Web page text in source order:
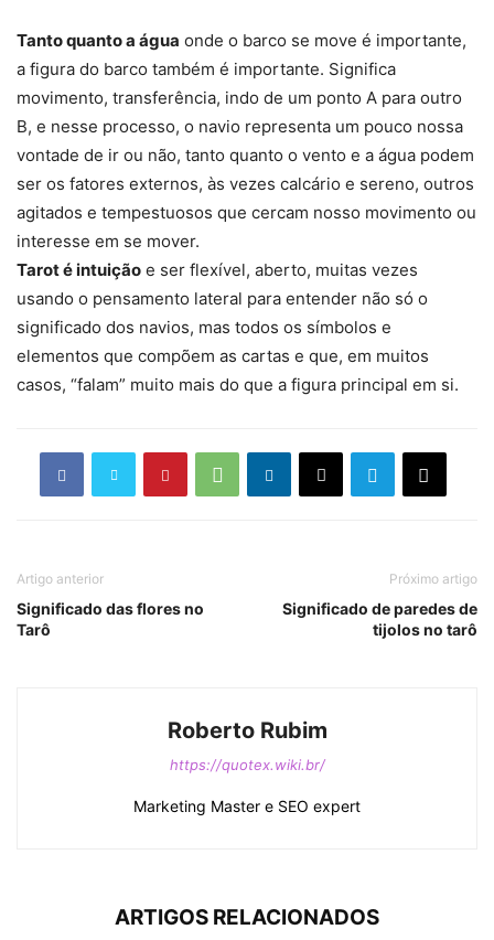
Tanto quanto a água onde o barco se move é importante,
a figura do barco também é importante. Significa
movimento, transferência, indo de um ponto A para outro
B, e nesse processo, o navio representa um pouco nossa
vontade de ir ou não, tanto quanto o vento e a água podem
ser os fatores externos, às vezes calcário e sereno, outros
agitados e tempestuosos que cercam nosso movimento ou
interesse em se mover.
Tarot é intuição e ser flexível, aberto, muitas vezes
usando o pensamento lateral para entender não só o
significado dos navios, mas todos os símbolos e
elementos que compõem as cartas e que, em muitos
casos, “falam” muito mais do que a figura principal em si.
Artigo anterior
Significado das flores no
Tarô
Próximo artigo
Significado de paredes de
tijolos no tarô
Roberto Rubim
https://quotex.wiki.br/
Marketing Master e SEO expert
ARTIGOS RELACIONADOS